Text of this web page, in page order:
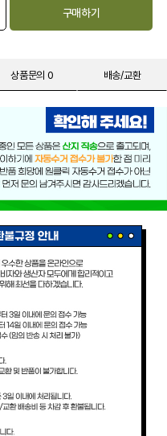
구매하기
상품문의 0 배송/교환